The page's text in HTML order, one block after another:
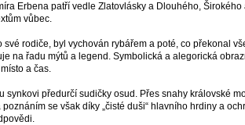
Erbena patří vedle Zlatovlásky a Dlouhého,
vůbec.
své rodiče, byl vychován rybářem a poté, co překonal
na řadu mýtů a legend. Symbolická a alegorická
a čas.
synkovi předurčí sudičky osud. Přes snahy královské
se však díky „čisté duši“ hlavního hrdiny a